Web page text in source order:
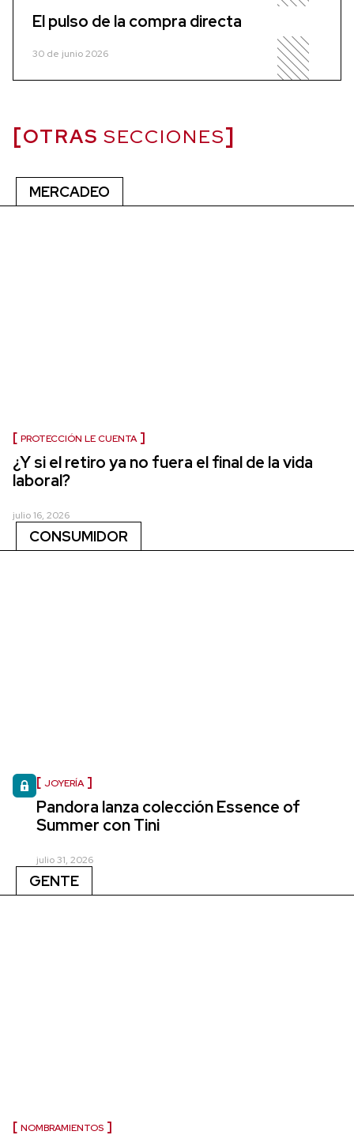
El pulso de la compra directa
30 de junio 2026
OTRAS SECCIONES
MERCADEO
PROTECCIÓN LE CUENTA
¿Y si el retiro ya no fuera el final de la vida
laboral?
julio 16, 2026
CONSUMIDOR
JOYERÍA
Pandora lanza colección Essence of
Summer con Tini
julio 31, 2026
GENTE
NOMBRAMIENTOS